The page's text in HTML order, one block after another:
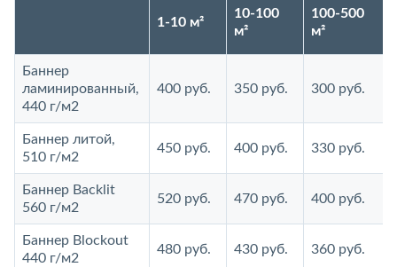
1-10 м²
10-100
м²
100-500
м²
Баннер
ламинированный,
440 г/м2
400 руб. 350 руб. 300 руб.
Баннер литой,
510 г/м2
450 руб. 400 руб. 330 руб.
Баннер Backlit
560 г/м2
520 руб. 470 руб. 400 руб.
Баннер Blockout
440 г/м2
480 руб. 430 руб. 360 руб.